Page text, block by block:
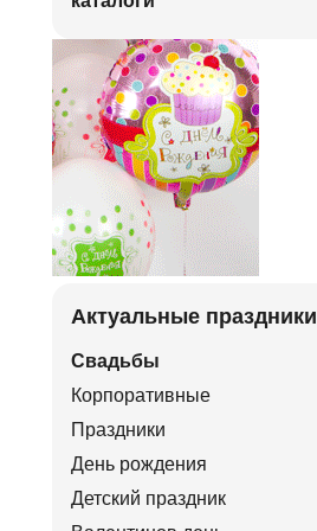
Актуальные праздники
Свадьбы
Корпоративные
Праздники
День рождения
Детский праздник